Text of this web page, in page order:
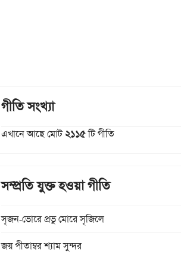
গীতি সংখ্যা
এখানে আছে মোট২১১৫টি গীতি
সম্প্রতি যুক্ত হওয়া গীতি
সৃজন-ভোরে প্রভু মোরে সৃজিলে
জয় পীতাম্বর শ্যাম সুন্দর